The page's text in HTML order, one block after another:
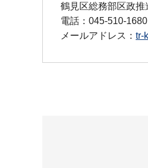
鶴見区総務部区政推
電話：045-510-1680
メールアドレス： tr-